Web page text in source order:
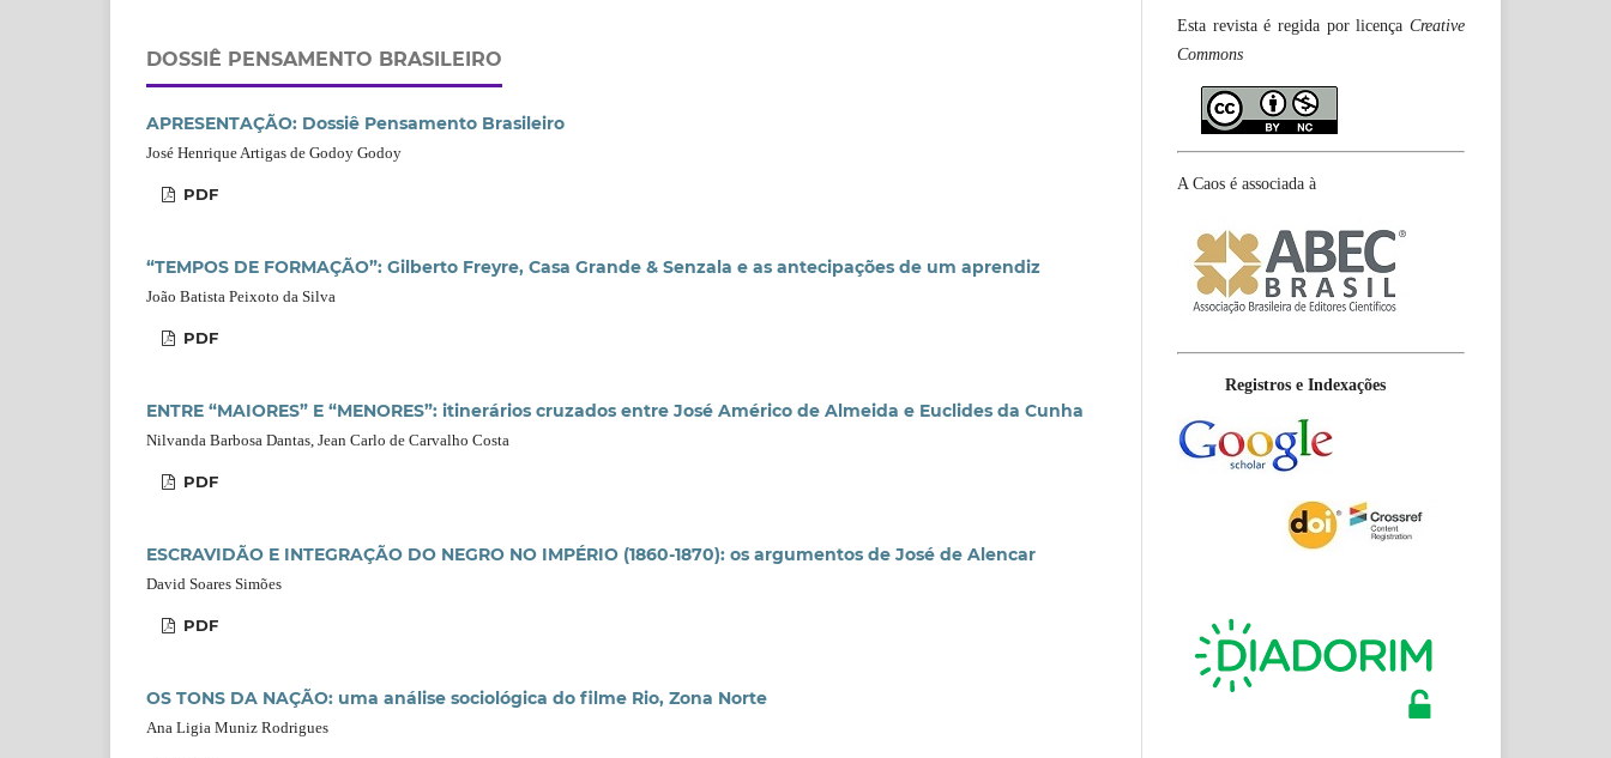
DOSSIÊ PENSAMENTO BRASILEIRO
APRESENTAÇÃO: Dossiê Pensamento Brasileiro
José Henrique Artigas de Godoy Godoy
PDF
“TEMPOS DE FORMAÇÃO”: Gilberto Freyre, Casa Grande & Senzala e as antecipações de um aprendiz
João Batista Peixoto da Silva
PDF
ENTRE “MAIORES” E “MENORES”: itinerários cruzados entre José Américo de Almeida e Euclides da Cunha
Nilvanda Barbosa Dantas, Jean Carlo de Carvalho Costa
PDF
ESCRAVIDÃO E INTEGRAÇÃO DO NEGRO NO IMPÉRIO (1860-1870): os argumentos de José de Alencar
David Soares Simões
PDF
OS TONS DA NAÇÃO: uma análise sociológica do filme Rio, Zona Norte
Ana Ligia Muniz Rodrigues
Esta revista é regida por licença Creative
Commons
A Caos é associada à
Registros e Indexações